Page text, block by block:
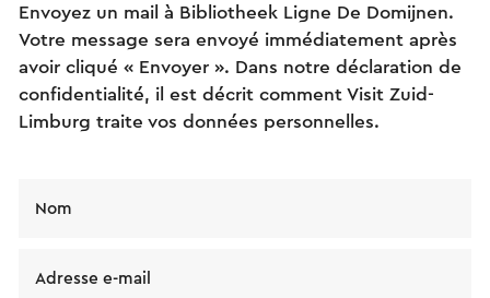
Envoyez un mail à Bibliotheek Ligne De Domijnen.
Votre message sera envoyé immédiatement après
avoir cliqué « Envoyer ». Dans notre déclaration de
confidentialité, il est décrit comment Visit Zuid-
Limburg traite vos données personnelles.
Nom
Adresse e-mail